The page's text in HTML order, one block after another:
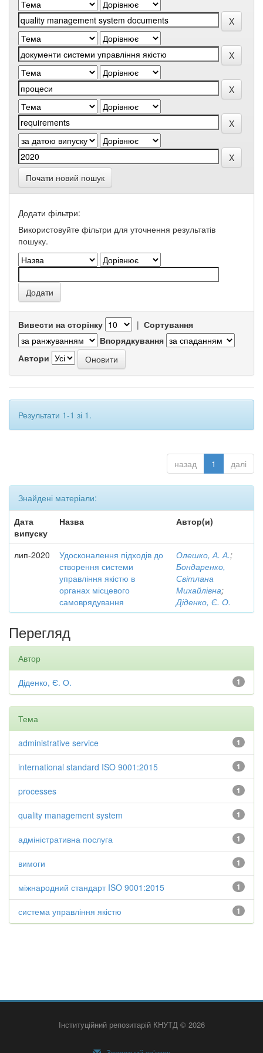
Почати новий пошук
Додати фільтри:
Використовуйте фільтри для уточнення результатів
пошуку.
Вивести на сторінку | Сортування
Впорядкування
Автори
Результати 1-1 зі 1.
назад 1 далі
Знайдені матеріали:
Дата
випуску
Назва Автор(и)
лип-2020
Удосконалення підходів до
створення системи
управління якістю в
органах місцевого
самоврядування
Олешко, А. А.;
Бондаренко,
Світлана
Михайлівна;
Діденко, Є. О.
Перегляд
Автор
1
Діденко, Є. О.
Тема
1
administrative service
1
international standard ISO 9001:2015
1
processes
1
quality management system
1
адміністративна послуга
1
вимоги
1
міжнародний стандарт ISO 9001:2015
1
система управління якістю
Інституційний репозитарій КНУТД © 2026